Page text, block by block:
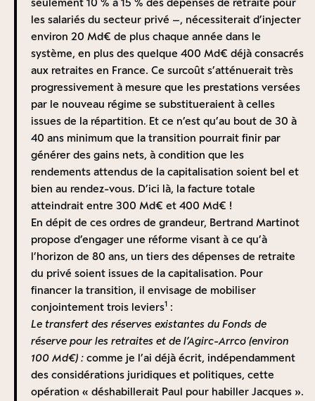
minimum à tout ancien salarié modeste âgé d’au moins
65 ans. René Belin, nommé par le Maréchal Pétain
ministre du Travail, annonça : « Les cotisations
destinées à la couverture du risque “vieillesse” ne
donneront plus lieu à un placement, mais seront
utilisées au fur et à mesure de leurs rentrées dans les
caisses pour le service des pensions
.»
Autrement dit,
il choisit de financer cette allocation en prélevant
directement les cotisations versées au titre des
assurances sociales, actant ainsi l’abandon du système
par capitalisation préexistant, au profit d’un
fonctionnement par répartition. L’AVTS fut ainsi le
premier régime par répartition à grande échelle.
Abonnez-vous à notre
newsletter
Je m‘abonne
doper l’innovation, comme l’ont montré des études sur
l’impact des fonds de pensions de ce point de vue. On
peut également parier qu’une partie de cette épargne
supplémentaire viendra s’investir dans des secteurs
prioritaires pour le pays comme ceux de la défense
nationale ou de la transition énergétique dès lors que
ces activités auraient, comme on peut le penser, des
rendements financiers importants dans les prochaines
années.
Le second a trait à la question du patrimoine et de
l’accès au capital des travailleurs les plus modestes.
Les tendances statistiques de long terme démontrent
la tendance à la patrimonialisation de notre économie
et à la concentration des patrimoines. Certes, la
hausse des prix de l’immobilier a joué le rôle essentiel
dans cette évolution. Mais le moins qu’on puisse dire,
c’est que l’absence de capitalisation pour tous a
alimenté cette tendance. En favorisant fiscalement
l’épargne des plus aisés et en privant la plupart des
actifs de la possibilité d’accéder un jour au capital,
notre système par répartition pure contribue à la
hausse des inégalités patrimoniales. Cet argument
n’avait pas échappé à Jean Jaurès, ardent défenseur
seulement 10 % à 15 % des dépenses de retraite pour
les salariés du secteur privé –, nécessiterait d’injecter
environ 20 Md€ de plus chaque année dans le
système, en plus des quelque 400 Md€ déjà consacrés
aux retraites en France. Ce surcoût s’atténuerait très
progressivement à mesure que les prestations versées
par le nouveau régime se substitueraient à celles
issues de la répartition. Et ce n’est qu’au bout de 30 à
40 ans minimum que la transition pourrait finir par
générer des gains nets, à condition que les
rendements attendus de la capitalisation soient bel et
bien au rendez-vous. D’ici là, la facture totale
atteindrait entre 300 Md€ et 400 Md€ !
En dépit de ces ordres de grandeur, Bertrand Martinot
propose d’engager une réforme visant à ce qu’à
l’horizon de 80 ans, un tiers des dépenses de retraite
du privé soient issues de la capitalisation. Pour
financer la transition, il envisage de mobiliser
conjointement trois leviers1 :
Le transfert des réserves existantes du Fonds de
réserve pour les retraites et de l’Agirc-Arrco (environ
100 Md€) : comme je l’ai déjà écrit, indépendamment
des considérations juridiques et politiques, cette
opération « déshabillerait Paul pour habiller Jacques ».